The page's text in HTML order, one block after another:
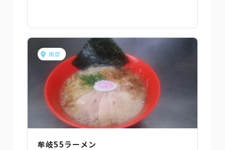
南部
牟岐55ラーメン